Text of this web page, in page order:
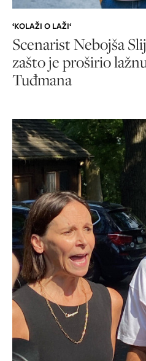
‘KOLAŽI O LAŽI‘
Scenarist Nebojša
zašto je proširio
Tuđmana